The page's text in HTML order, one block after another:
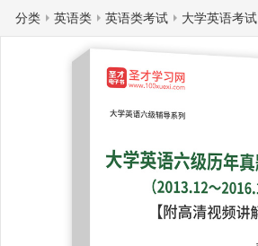
分类 英语类 英语类考试 大学英语考试